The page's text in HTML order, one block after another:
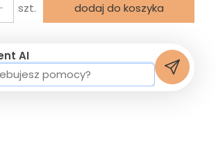
szt. dodaj do koszyka
AI